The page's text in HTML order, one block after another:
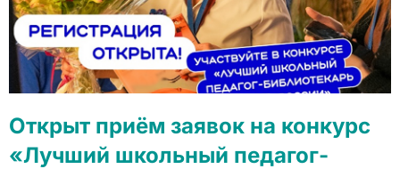
Открыт приём заявок на конкурс
«Лучший школьный педагог-